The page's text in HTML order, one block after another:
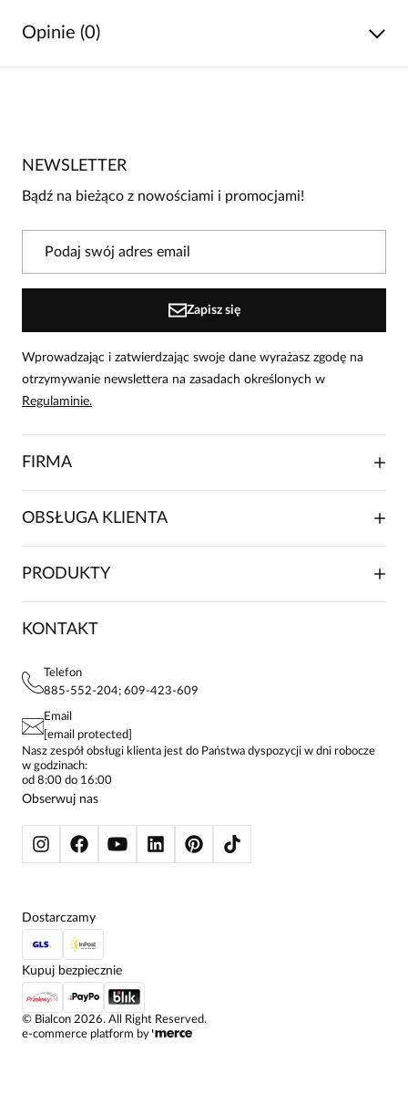
Opinie (0)
Bądź pierwszą osobą, która podzieli się opinią o tym
W naszej witrynie opinie mogą dodawać tylko
NEWSLETTER
Bądź na bieżąco z nowościami i promocjami!
Zapisz się
Wprowadzając i zatwierdzając swoje dane wyrażasz zgodę na
otrzymywanie newslettera na zasadach określonych w
Regulaminie.
FIRMA
O NAS
FRANCZYZA
KONTAKTY
OBSŁUGA KLIENTA
SKŁADANIE ZAMÓWIENIA
FAQ
POLITYKA PRYWATNOŚCI
STREFA STAŁEGO KLIENTA
PRODUKTY
SUKIENKI
KOSZULE DAMSKIE
SPODNIE DAMSKIE
ŻAKIETY I MARYNARKI
SWETRY
BLUZY
KONTAKT
Telefon
885-552-204; 609-423-609
Email
[email protected]
Nasz zespół obsługi klienta jest do Państwa dyspozycji w dni robocze
w godzinach:
od 8:00 do 16:00
Obserwuj nas
© Bialcon 2026. All Right Reserved.
e-commerce platform by
Dostarczamy
Kupuj bezpiecznie